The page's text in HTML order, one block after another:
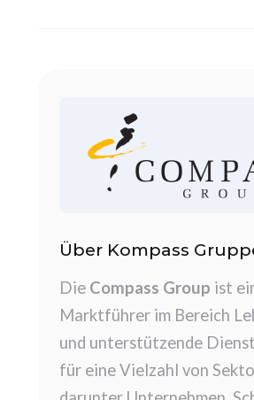
Über Kompass
Die Compass Group ist
Marktführer im Bereich
und unterstützende
für eine Vielzahl von